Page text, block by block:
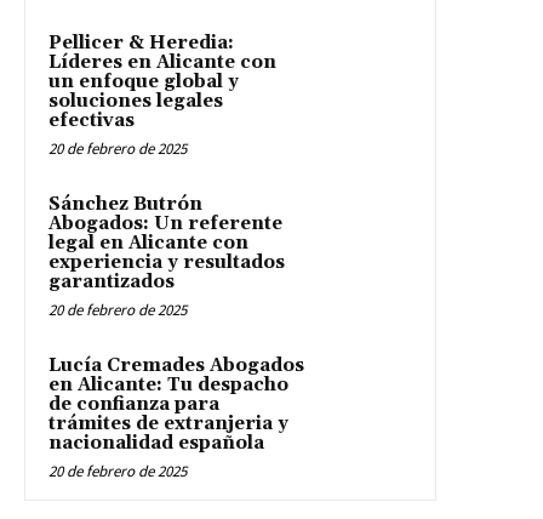
Pellicer & Heredia:
Líderes en Alicante con
un enfoque global y
soluciones legales
efectivas
20 de febrero de 2025
Sánchez Butrón
Abogados: Un referente
legal en Alicante con
experiencia y resultados
garantizados
20 de febrero de 2025
Lucía Cremades Abogados
en Alicante: Tu despacho
de confianza para
trámites de extranjeria y
nacionalidad española
20 de febrero de 2025